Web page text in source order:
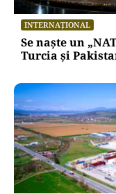
INTERNAȚIONAL
Se naște un
Turcia și